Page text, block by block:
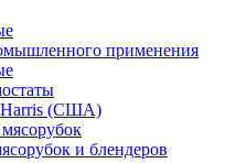
применения
Harris (США)
и блендеров